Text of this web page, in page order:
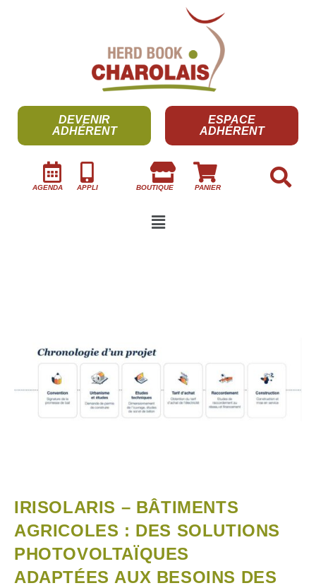
DEVENIR
ADHÉRENT
ESPACE
ADHÉRENT
AGENDA APPLI BOUTIQUE PANIER
IRISOLARIS – BÂTIMENTS
AGRICOLES : DES SOLUTIONS
PHOTOVOLTAÏQUES
ADAPTÉES AUX BESOINS DES